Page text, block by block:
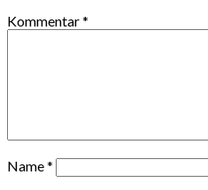
Kommentar*
Name*